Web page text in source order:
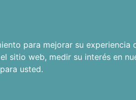
para mejorar su experiencia
sitio web, medir su interés en
usted.